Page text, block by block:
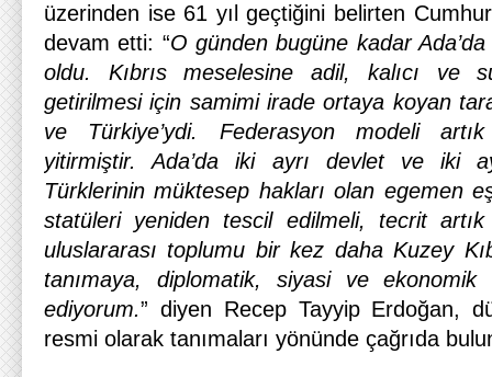
üzerinden ise 61 yıl geçtiğini belirten
devam etti: “O günden bugüne kadar
oldu. Kıbrıs meselesine adil, kalıcı ve
getirilmesi için samimi irade ortaya koyan
ve Türkiye’ydi. Federasyon modeli
yitirmiştir. Ada’da iki ayrı devlet ve iki
Türklerinin müktesep hakları olan egemen
statüleri yeniden tescil edilmeli, tecrit artık
uluslararası toplumu bir kez daha Kuzey
tanımaya, diplomatik, siyasi ve
ediyorum.” diyen Recep Tayyip Erdoğan,
resmi olarak tanımaları yönünde çağrıda